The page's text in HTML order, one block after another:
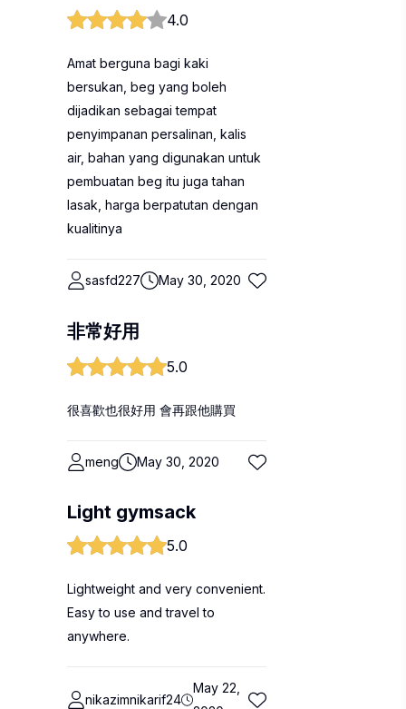
4.0
Amat berguna bagi kaki
bersukan, beg yang boleh
dijadikan sebagai tempat
penyimpanan persalinan, kalis
air, bahan yang digunakan untuk
pembuatan beg itu juga tahan
lasak, harga berpatutan dengan
kualitinya
sasfd227 May 30, 2020
非常好用
5.0
很喜歡也很好用 會再跟他購買
meng May 30, 2020
Light gymsack
5.0
Lightweight and very convenient.
Easy to use and travel to
anywhere.
nikazimnikarif24
May 22,